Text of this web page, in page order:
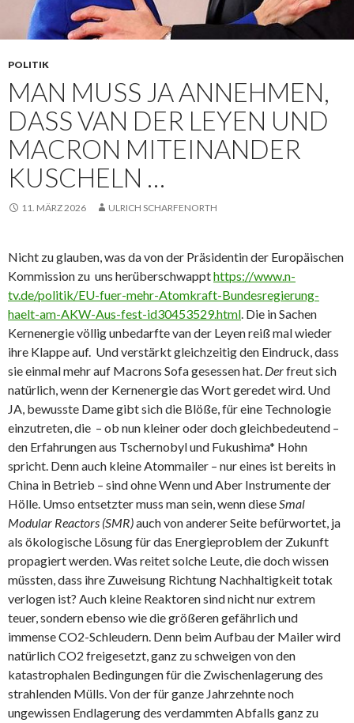
POLITIK
MAN MUSS JA ANNEHMEN,
DASS VAN DER LEYEN UND
MACRON MITEINANDER
KUSCHELN …
11. MÄRZ 2026 ULRICH SCHARFENORTH
Nicht zu glauben, was da von der Präsidentin der Europäischen
Kommission zu uns herüberschwappthttps://www.n-
tv.de/politik/EU-fuer-mehr-Atomkraft-Bundesregierung-
haelt-am-AKW-Aus-fest-id30453529.html. Die in Sachen
Kernenergie völlig unbedarfte van der Leyen reiß mal wieder
ihre Klappe auf. Und verstärkt gleichzeitig den Eindruck, dass
sie einmal mehr auf Macrons Sofa gesessen hat. Derfreut sich
natürlich, wenn der Kernenergie das Wort geredet wird. Und
JA, bewusste Dame gibt sich die Blöße, für eine Technologie
einzutreten, die – ob nun kleiner oder doch gleichbedeutend –
den Erfahrungen aus Tschernobyl und Fukushima* Hohn
spricht. Denn auch kleine Atommailer – nur eines ist bereits in
China in Betrieb – sind ohne Wenn und Aber Instrumente der
Hölle. Umso entsetzter muss man sein, wenn dieseSmal
Modular Reactors (SMR)auch von anderer Seite befürwortet, ja
als ökologische Lösung für das Energieproblem der Zukunft
propagiert werden. Was reitet solche Leute, die doch wissen
müssten, dass ihre Zuweisung Richtung Nachhaltigkeit totak
verlogen ist? Auch kleine Reaktoren sind nicht nur extrem
teuer, sondern ebenso wie die größeren gefährlich und
immense CO2-Schleudern. Denn beim Aufbau der Mailer wird
natürlich CO2 freigesetzt, ganz zu schweigen von den
katastrophalen Bedingungen für die Zwischenlagerung des
strahlenden Mülls. Von der für ganze Jahrzehnte noch
ungewissen Endlagerung des verdammten Abfalls ganz zu